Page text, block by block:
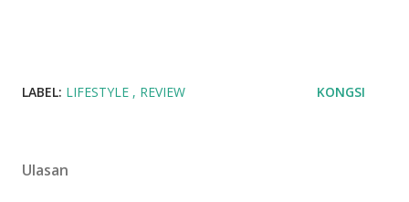
LABEL: LIFESTYLE REVIEW KONGSI
Ulasan